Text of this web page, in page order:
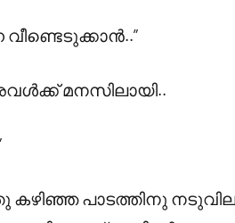
മനസിലായി..
പാടത്തിനു